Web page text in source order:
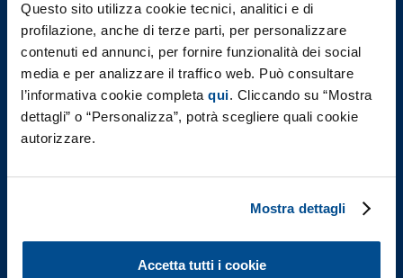
Questo sito utilizza cookie tecnici, analitici e di
profilazione, anche di terze parti, per personalizzare
contenuti ed annunci, per fornire funzionalità dei social
media e per analizzare il traffico web. Può consultare
l’informativa cookie completa qui. Cliccando su “Mostra
dettagli” o “Personalizza”, potrà scegliere quali cookie
autorizzare.
Mostra dettagli
Accetta tutti i cookie
Prodotti e Marchi
Governance
Investors
Sostenibilità
Il Nostro Impegno
Product & Planet
Report di Sostenibilità